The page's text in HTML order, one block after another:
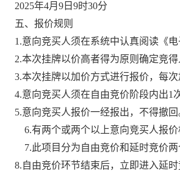
2025年4月 9 日 9时30分
五、报价规则
1.意向竞买人须在系统中认真阅读《
2.本次挂牌以价高者得为原则确定竞得
3.本次挂牌以加价方式进行报价， 每
4.意向竞买人须在自由竞价阶段内出1
5.意向竞买人报价一经报出，不得撤回
6.有两个或两个以上意向竞买人报
7.此项目分为自由竞价和延时竞价
8.自由竞价环节结束后，立即进入延